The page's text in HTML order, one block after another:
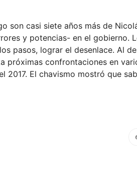
son casi siete años más de
y potencias- en el gobierno.
pasos, lograr el desenlace. Al
próximas confrontaciones en
2017. El chavismo mostró que